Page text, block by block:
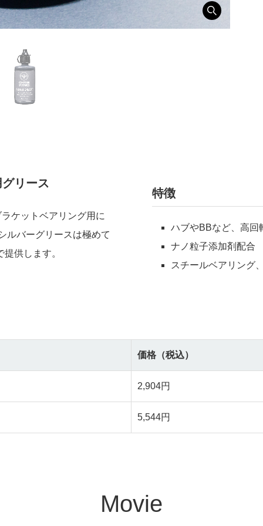
リース
ケットベアリング用に
ルバーグリースは極めて
供します。
特徴
ハブやBBなど、高回
ナノ粒子添加剤配合
スチールベアリング
価格（税込）
2,904円
5,544円
Movie